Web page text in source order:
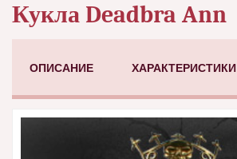
Кукла Deadbra Ann
ОПИСАНИЕ ХАРАКТЕРИСТИКИ